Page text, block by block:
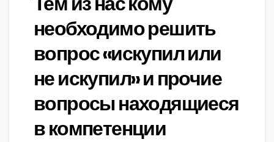
необходимо решить
вопрос «искупил или
не искупил» и прочие
вопросы находящиеся
в компетенции